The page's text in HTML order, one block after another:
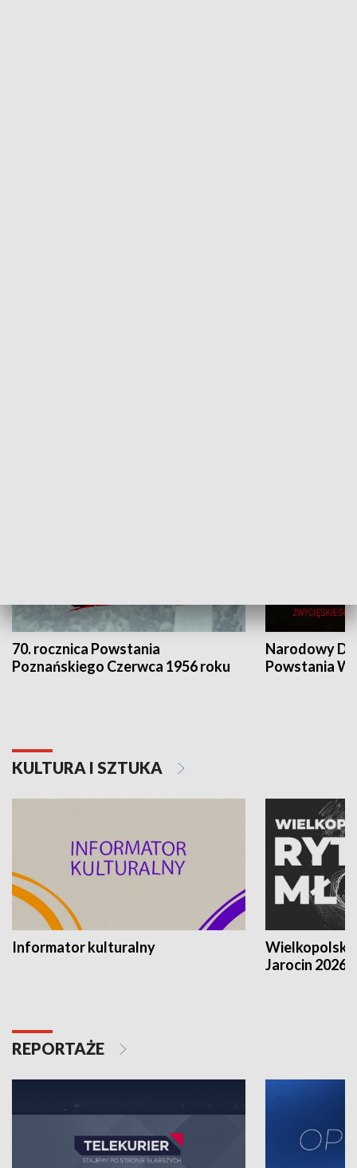
70. rocznica Powstania
Poznańskiego Czerwca 1956 roku
Narodowy
Powstania
KULTURA I SZTUKA
Informator kulturalny
Jarocin 2026
REPORTAŻE